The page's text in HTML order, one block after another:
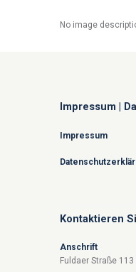
No image
Impressum |
Impressum
Kontaktieren
Anschrift
Fuldaer Straße